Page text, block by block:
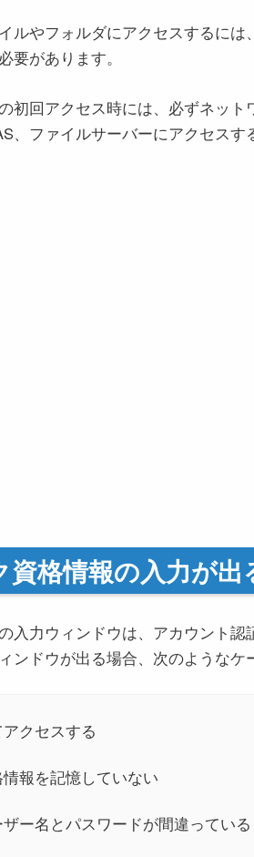
ルやフォルダにアクセスするに
要があります。
初回アクセス時には、必ずネット
、ファイルサーバーにアクセスす
格情報の入力が出
入力ウィンドウは、アカウント
ンドウが出る場合、次のようなケ
クセスする
報を記憶していない
ー名とパスワードが間違っている